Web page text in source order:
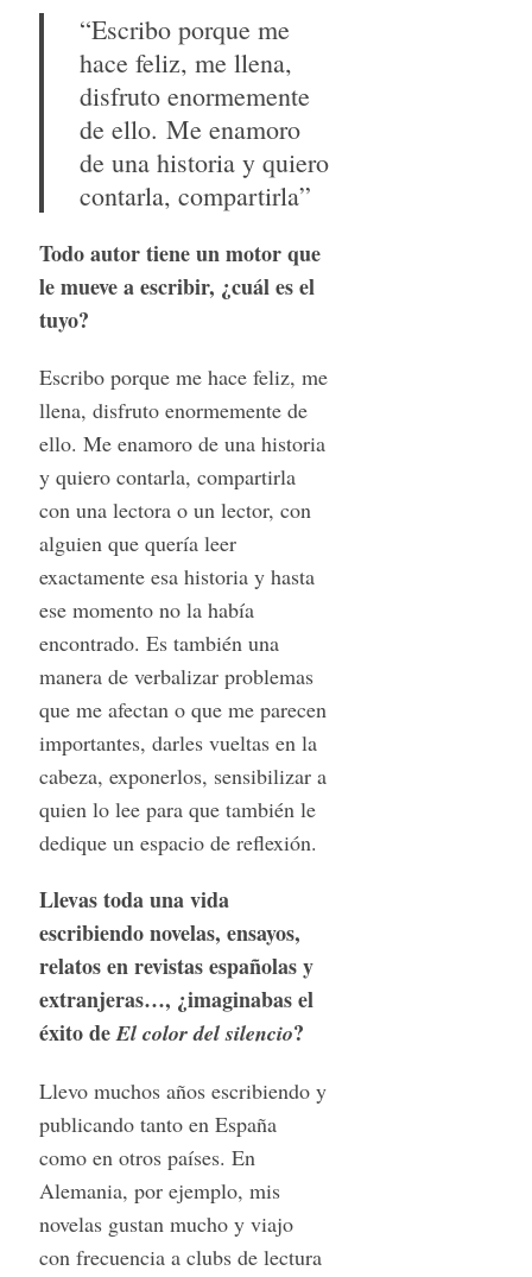
“Escribo porque me
hace feliz, me llena,
disfruto enormemente
de ello. Me enamoro
de una historia y quiero
contarla, compartirla”
Todo autor tiene un motor que
le mueve a escribir, ¿cuál es el
tuyo?
Escribo porque me hace feliz, me
llena, disfruto enormemente de
ello. Me enamoro de una historia
y quiero contarla, compartirla
con una lectora o un lector, con
alguien que quería leer
exactamente esa historia y hasta
ese momento no la había
encontrado. Es también una
manera de verbalizar problemas
que me afectan o que me parecen
importantes, darles vueltas en la
cabeza, exponerlos, sensibilizar a
quien lo lee para que también le
dedique un espacio de reflexión.
Llevas toda una vida
escribiendo novelas, ensayos,
relatos en revistas españolas y
extranjeras…, ¿imaginabas el
éxito deEl color del silencio?
Llevo muchos años escribiendo y
publicando tanto en España
como en otros países. En
Alemania, por ejemplo, mis
novelas gustan mucho y viajo
con frecuencia a clubs de lectura